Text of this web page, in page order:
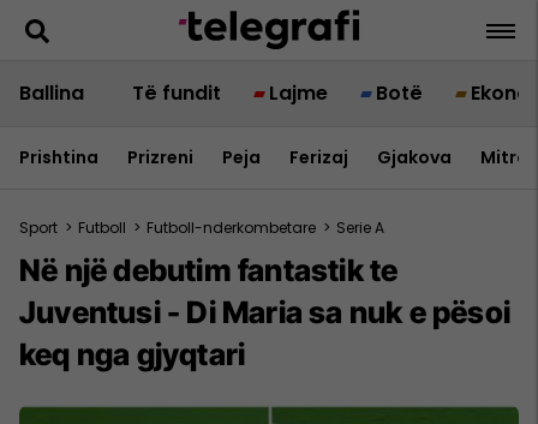
Ballina Të fundit Lajme Botë
Prishtina Prizreni Peja Ferizaj Gjakova
Sport > Futboll > Futboll-nderkombetare > Serie A
Në një debutim fantastik te
Juventusi - Di Maria sa nuk e pësoi
keq nga gjyqtari